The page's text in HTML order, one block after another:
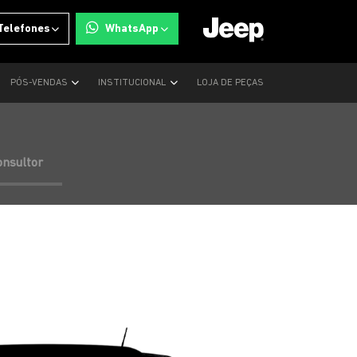
WhatsApp
PÓS-VENDAS INSTITUCIONAL LOJA DE PEÇAS